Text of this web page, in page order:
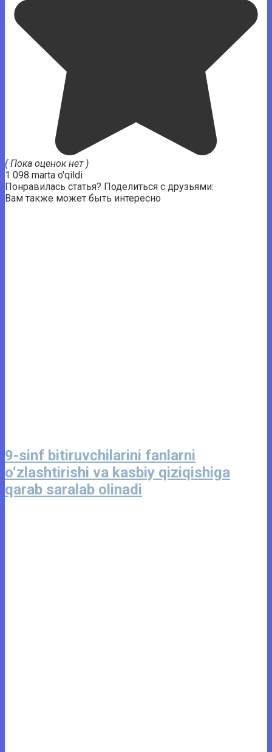
( Пока оценок нет )
1 098 marta o'qildi
Понравилась статья? Поделиться с друзьями:
Вам также может быть интересно
9-sinf bitiruvchilarini fanlarni
o‘zlashtirishi va kasbiy qiziqishiga
qarab saralab olinadi